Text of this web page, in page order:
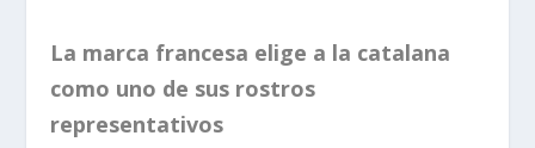
La marca francesa elige a la catalana
como uno de sus rostros
representativos